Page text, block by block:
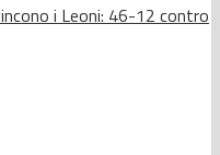
i Leoni: 46-12 contro